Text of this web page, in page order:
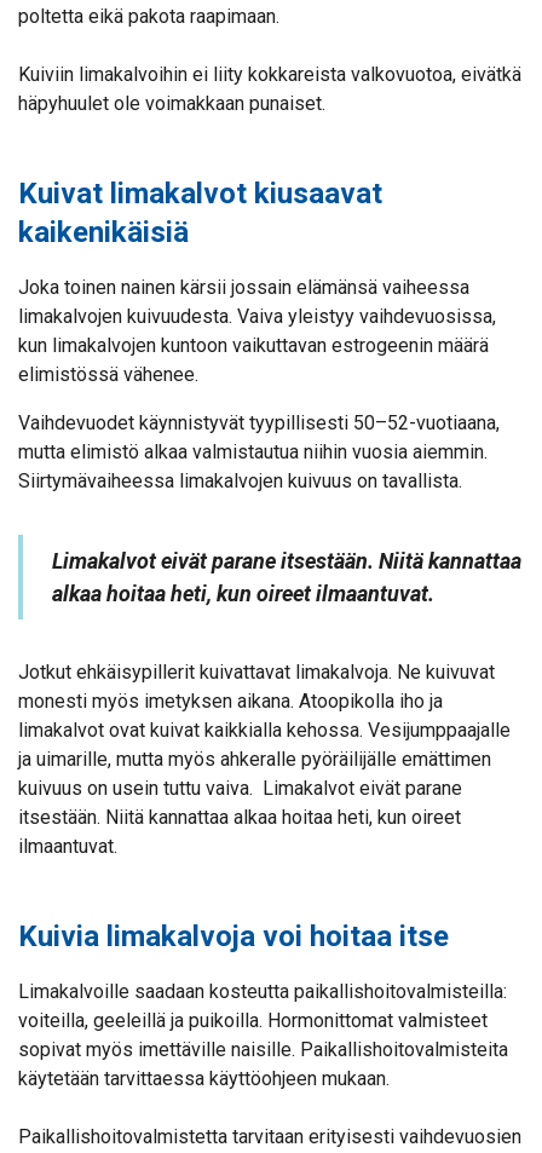
poltetta eikä pakota raapimaan.
Kuiviin limakalvoihin ei liity kokkareista valkovuotoa, eivätkä
häpyhuulet ole voimakkaan punaiset.
Kuivat limakalvot kiusaavat
kaikenikäisiä
Joka toinen nainen kärsii jossain elämänsä vaiheessa
limakalvojen kuivuudesta. Vaiva yleistyy vaihdevuosissa,
kun limakalvojen kuntoon vaikuttavan estrogeenin määrä
elimistössä vähenee.
Vaihdevuodet käynnistyvät tyypillisesti 50–52-vuotiaana,
mutta elimistö alkaa valmistautua niihin vuosia aiemmin.
Siirtymävaiheessa limakalvojen kuivuus on tavallista.
Limakalvot eivät parane itsestään. Niitä kannattaa
alkaa hoitaa heti, kun oireet ilmaantuvat.
Jotkut ehkäisypillerit kuivattavat limakalvoja. Ne kuivuvat
monesti myös imetyksen aikana. Atoopikolla iho ja
limakalvot ovat kuivat kaikkialla kehossa. Vesijumppaajalle
ja uimarille, mutta myös ahkeralle pyöräilijälle emättimen
kuivuus on usein tuttu vaiva. Limakalvot eivät parane
itsestään. Niitä kannattaa alkaa hoitaa heti, kun oireet
ilmaantuvat.
Kuivia limakalvoja voi hoitaa itse
Limakalvoille saadaan kosteutta paikallishoitovalmisteilla:
voiteilla, geeleillä ja puikoilla. Hormonittomat valmisteet
sopivat myös imettäville naisille. Paikallishoitovalmisteita
käytetään tarvittaessa käyttöohjeen mukaan.
Paikallishoitovalmistetta tarvitaan erityisesti vaihdevuosien